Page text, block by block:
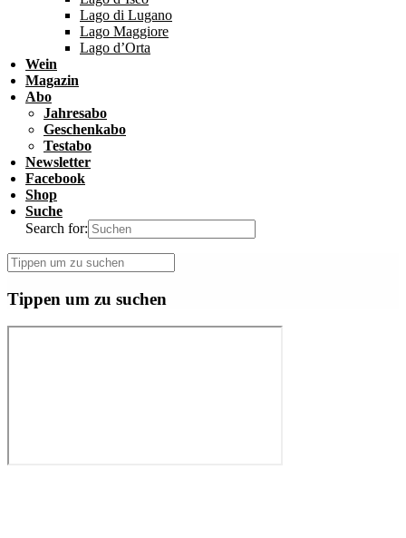
Lago di Lugano
Lago Maggiore
Lago d’Orta
Wein
Magazin
Abo
Jahresabo
Geschenkabo
Testabo
Newsletter
Facebook
Shop
Suche
Search for:
Tippen um zu suchen